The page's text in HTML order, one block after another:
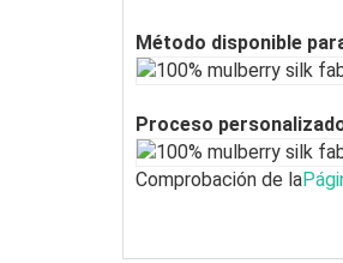
Método disponible
Proceso
Comprobación de la